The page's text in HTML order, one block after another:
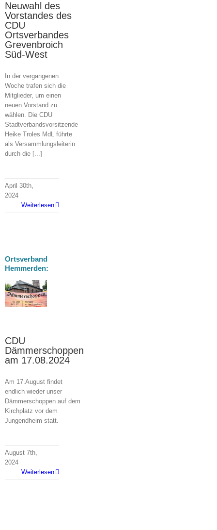
Neuwahl des
Vorstandes des
CDU
Ortsverbandes
Grevenbroich
Süd-West
In der vergangenen
Woche trafen sich die
Mitglieder, um einen
neuen Vorstand zu
wählen. Die CDU
Stadtverbandsvorsitzende
Heike Troles MdL führte
als Versammlungsleiterin
durch die [...]
April 30th,
2024
Weiterlesen
Ortsverband
Hemmerden:
CDU
Dämmerschoppen
am 17.08.2024
Am 17.August findet
endlich wieder unser
Dämmerschoppen auf dem
Kirchplatz vor dem
Jungendheim statt.
August 7th,
2024
Weiterlesen